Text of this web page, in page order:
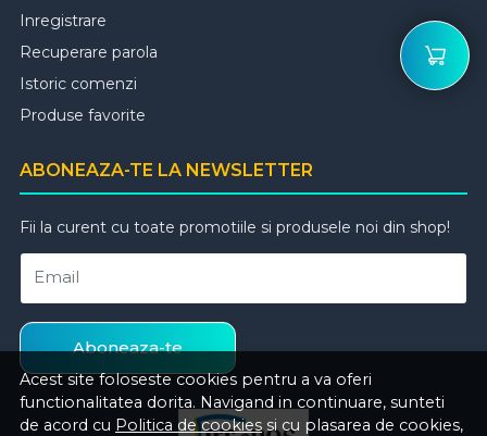
Acest site foloseste cookies pentru a va oferi
functionalitatea dorita. Navigand in continuare, sunteti
de acord cu Politica de cookies si cu plasarea de cookies,
Inregistrare
Recuperare parola
Istoric comenzi
Produse favorite
ABONEAZA-TE LA NEWSLETTER
Fii la curent cu toate promotiile si produsele noi din shop!
Email
Aboneaza-te